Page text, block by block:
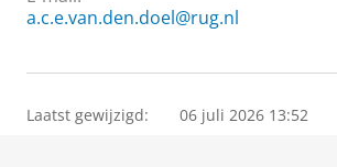
a.c.e.van.den.doel@rug.nl
Laatst gewijzigd: 06 juli 2026 13:52